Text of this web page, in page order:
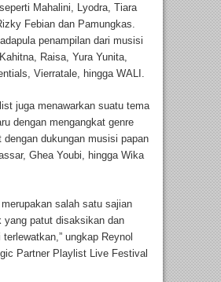
Mahalini, Lyodra, Tiara
Febian dan Pamungkas.
penampilan dari musisi
Raisa, Yura Yunita,
Vierratale, hingga WALI.
juga menawarkan suatu tema
dengan mengangkat genre
dengan dukungan musisi papan
Ghea Youbi, hingga Wika
merupakan salah satu sajian
yang patut disaksikan dan
ungkap Reynol
Partner Playlist Live Festival